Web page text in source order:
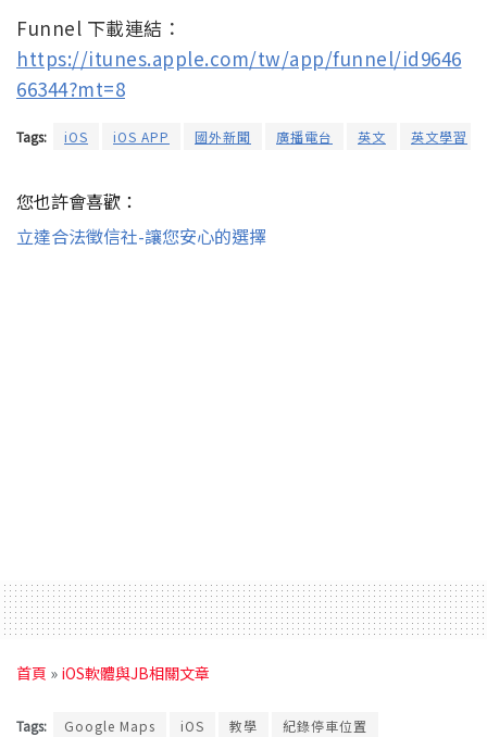
Funnel 下載連結：
https://itunes.apple.com/tw/app/funnel/id9646
66344?mt=8
Tags: iOS iOS APP 國外新聞 廣播電台 英文 英文學習
您也許會喜歡：
立達合法徵信社-讓您安心的選擇
首頁 » iOS軟體與JB相關文章
Tags: Google Maps iOS 教學 紀錄停車位置